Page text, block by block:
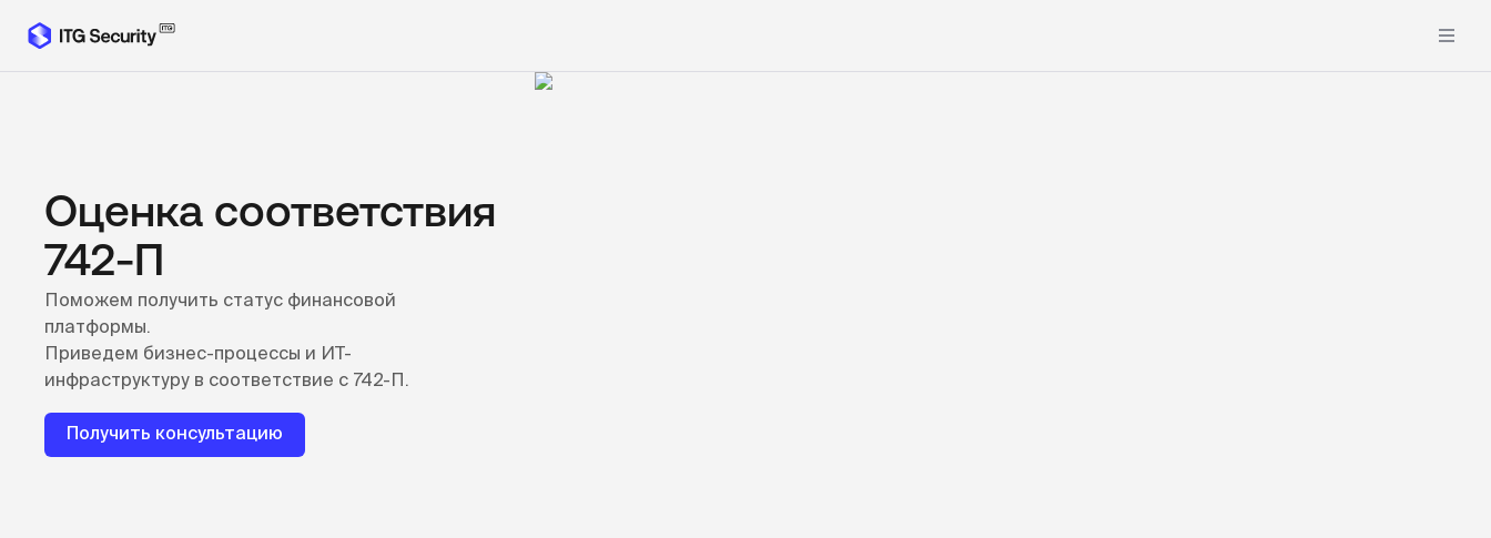
Оценка соответствия
742‑П
Поможем получить статус финансовой
платформы.
Приведем бизнес-процессы и ИТ-
инфраструктуру в соответствие с 742-П.
Получить консультацию